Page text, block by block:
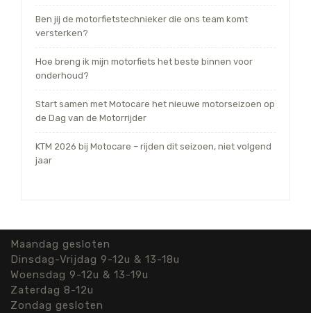
Ben jij de motorfietstechnieker die ons team komt
versterken?
Hoe breng ik mijn motorfiets het beste binnen voor
onderhoud?
Start samen met Motocare het nieuwe motorseizoen op
de Dag van de Motorrijder
KTM 2026 bij Motocare – rijden dit seizoen, niet volgend
jaar
Maandag gesloten
Dinsdag-Vrijdag 9-12u & 13-18u
Woensdag 9-12u & 13-19u
Zaterdag 8-12u
Zondag gesloten